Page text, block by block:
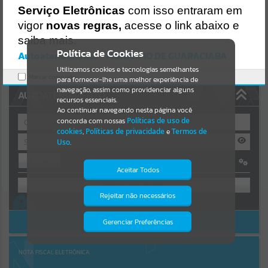
Resultados para""
Portais
Por favor, aguarde...
NOTÍCIAS
Por favor, aguarde...
Por favor, aguarde...
AUTOATENDIMENTO
OU
Cadastre-se|Recuperar Senha
ACESSAR SEM LOGIN
NOTA FISCAL ELETRÔNICA
Política de Cookies
Utilizamos cookies e tecnologias semelhantes
para fornecer-lhe uma melhor experiência de
navegação, assim como providenciar alguns
recursos essenciais.
Ao continuar navegando nesta página você
concorda com nossas Políticas de uso de
cookies, Políticas de privacidadeeTermos de
Uso.
Aceitar Todos
Rejeitar não necessários
Gerenciar Preferências
Isto significa que diversos recursos
providenciados poderão não estar
Serviço Eletrônicas com isso entraram em
vigor novas regras, acesse o link abaixo e
saiba mais.
Autoatendimento - MUNICIPIO DE GUARACIABA
Marcar como lido.
https://guaraciaba.atende.net/cidadao/pagina/static/bundle/wpo_in
dex_2_base_l2_portal_editores_sync_d9fb77cfd5741fafc9972edc7a6
41fea.js?v=83d4f602:47
Verificar Mais Detalhes